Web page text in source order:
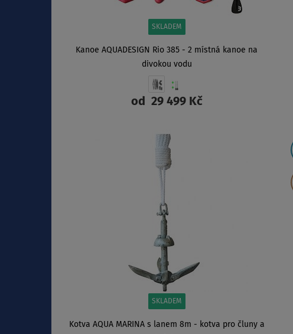
SKLADEM
Kanoe AQUADESIGN Rio 385 - 2 místná kanoe na
divokou vodu
od 29 499 Kč
SKLADEM
Kotva AQUA MARINA s lanem 8m - kotva pro čluny a